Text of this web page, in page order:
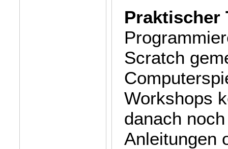
Praktischer
Scratch
Workshops
danach
Anleitungen